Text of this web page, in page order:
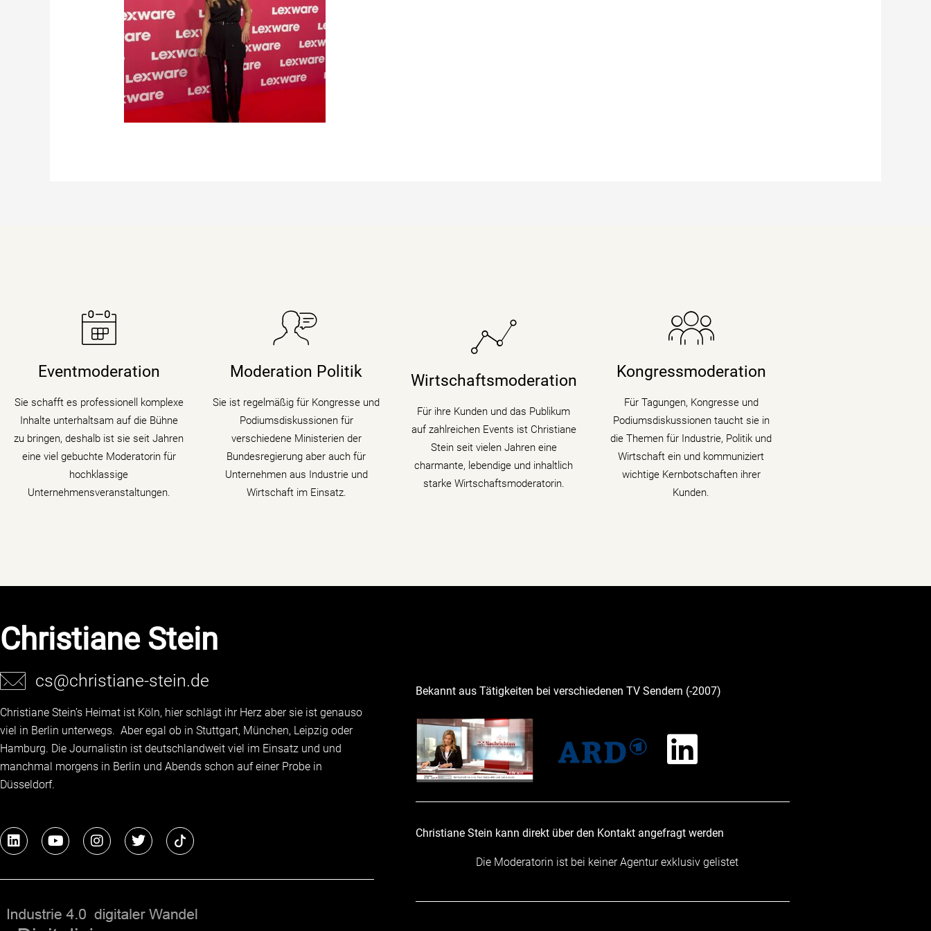
Eventmoderation
Sie schafft es professionell komplexe
Inhalte unterhaltsam auf die Bühne
zu bringen, deshalb ist sie seit Jahren
eine viel gebuchte Moderatorin für
hochklassige
Unternehmensveranstaltungen.
Moderatorin Christiane Stein
verbindet charmant und
mit den Themen ihrer Veranstaltung,
Tagung oder Kongresses.
mehr erfahren
Moderation Politik
Sie ist regelmäßig für Kongresse und
Podiumsdiskussionen für
verschiedene Ministerien der
Bundesregierung aber auch für
Unternehmen aus Industrie und
Wirtschaft im Einsatz.
Sie taucht in Podiumsdiskussionen,
Symposien und Kongressen in den
digitalen Wandel und begleitet als
Transformation indem sie den
Gästen zu verschiedenen Themen
auf den Zahn fühlt.
mehr erfahren
Wirtschaftsmoderation
Für ihre Kunden und das Publikum
auf zahlreichen Events ist Christiane
Stein seit vielen Jahren eine
charmante, lebendige und inhaltlich
starke Wirtschaftsmoderatorin.
Sie bringt fundiertes
Hintergrundwissen (Digitalisierung &
Wirtschaftsthemen und politische
Podiumsdiskussionen und
Fachtagungen mit.
mehr erfahren
Kongressmoderation
Für Tagungen, Kongresse und
Podiumsdiskussionen taucht sie in
die Themen für Industrie, Politik und
Wirtschaft ein und kommuniziert
wichtige Kernbotschaften ihrer
Kunden.
Die Nachrichenjournalistin eröffnet
Vorständen, Ministern und
Wirtschaftsgrößen die Bühne auf
Kongressen und Fachtagungen und
füllt Podiumsdiskussionen und Talks
mit Kompetenz, Charme und
Lebendigkeit.
mehr erfahren
Christiane Stein
cs@christiane-stein.de
Christiane Stein’s Heimat ist Köln, hier schlägt ihr Herz aber sie ist genauso
viel in Berlin unterwegs. Aber egal ob in Stuttgart, München, Leipzig oder
Hamburg. Die Journalistin ist deutschlandweit viel im Einsatz und und
manchmal morgens in Berlin und Abends schon auf einer Probe in
Düsseldorf.
L
i
k
i
Y
o
t
e
I
n
t
r
T
w
t
r
Bekannt aus Tätigkeiten bei verschiedenen TV Sendern (-2007)
Christiane Stein kann direkt über den Kontakt angefragt werden
Die Moderatorin ist bei keiner Agentur exklusiv gelistet